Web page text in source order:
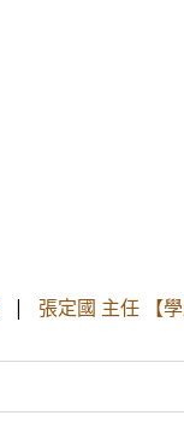
| 張定國 主任 【